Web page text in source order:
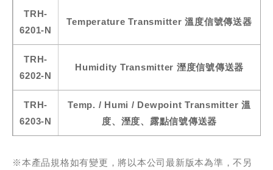
TRH-
6201-N
Temperature Transmitter 溫度信號傳送器
TRH-
6202-N
Humidity Transmitter 溼度信號傳送器
TRH-
6203-N
Temp. / Humi / Dewpoint Transmitter 溫
度、溼度、露點信號傳送器
※本產品規格如有變更，將以本公司最新版本為準，不另